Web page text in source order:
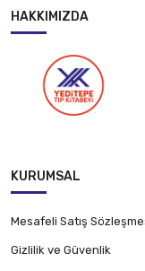
HAKKIMIZDA
KURUMSAL
Mesafeli Satış
Gizlilik ve Güvenlik